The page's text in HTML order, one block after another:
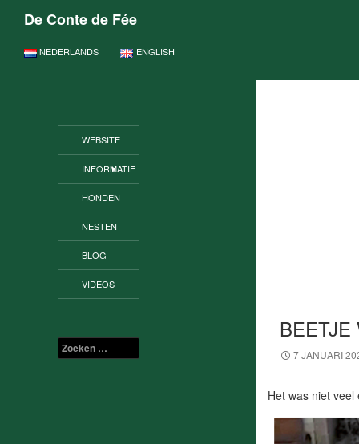
De Conte de Fée
NEDERLANDS
ENGLISH
WEBSITE
INFORMATIE
HONDEN
NESTEN
BLOG
VIDEOS
Zoeken
naar:
7 JANUARI
Het was niet